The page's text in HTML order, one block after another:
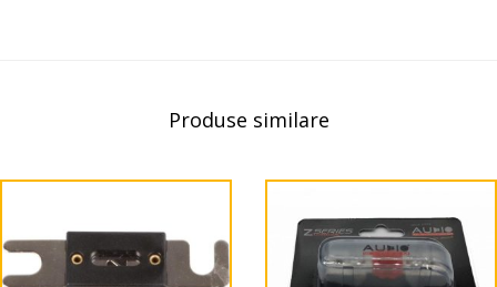
Produse similare